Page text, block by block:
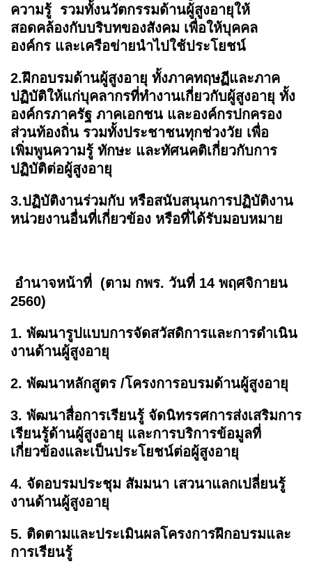
ความรู้ รวมทั้งนวัตกรรมด้านผู้สูงอายุให้
สอดคล้องกับบริบทของสังคม เพื่อให้บุคคล
องค์กร และเครือข่ายนำไปใช้ประโยชน์
2.ฝึกอบรมด้านผู้สูงอายุ ทั้งภาคทฤษฏีและภาค
ปฏิบัติให้แก่บุคลากรที่ทำงานเกี่ยวกับผู้สูงอายุ ทั้ง
องค์กรภาครัฐ ภาคเอกชน และองค์กรปกครอง
ส่วนท้องถิ่น รวมทั้งประชาชนทุกช่วงวัย เพื่อ
เพิ่มพูนความรู้ ทักษะ และทัศนคติเกี่ยวกับการ
ปฏิบัติต่อผู้สูงอายุ
3.ปฏิบัติงานร่วมกับ หรือสนับสนุนการปฏิบัติงาน
หน่วยงานอื่นที่เกี่ยวข้อง หรือที่ได้รับมอบหมาย
อำนาจหน้าที่ (ตาม กพร. วันที่ 14 พฤศจิกายน
2560)
1. พัฒนารูปแบบการจัดสวัสดิการและการดำเนิน
งานด้านผู้สูงอายุ
2. พัฒนาหลักสูตร /โครงการอบรมด้านผู้สูงอายุ
3. พัฒนาสื่อการเรียนรู้ จัดนิทรรศการส่งเสริมการ
เรียนรู้ด้านผู้สูงอายุ และการบริการข้อมูลที่
เกี่ยวข้องและเป็นประโยชน์ต่อผู้สูงอายุ
4. จัดอบรมประชุม สัมมนา เสวนาแลกเปลี่ยนรู้
งานด้านผู้สูงอายุ
5. ติดตามและประเมินผลโครงการฝึกอบรมและ
การเรียนรู้